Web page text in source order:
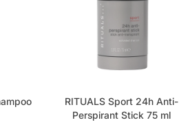
RITUALS Sport 24h Anti-
Perspirant Stick 75 ml